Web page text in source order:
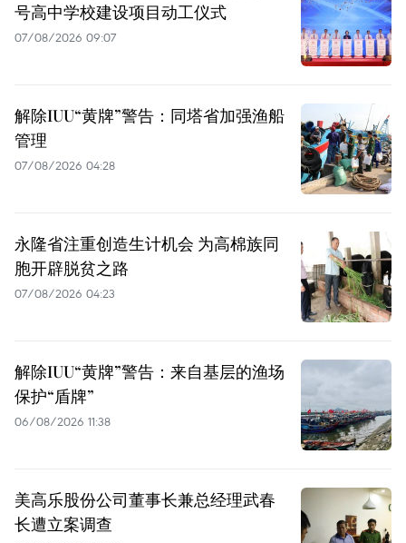
号高中学校建设项目动工仪式
07/08/2026 09:07
解除IUU“黄牌”警告：同塔省加强渔船
管理
07/08/2026 04:28
永隆省注重创造生计机会 为高棉族同
胞开辟脱贫之路
07/08/2026 04:23
解除IUU“黄牌”警告：来自基层的渔场
保护“盾牌”
06/08/2026 11:38
美高乐股份公司董事长兼总经理武春
长遭立案调查